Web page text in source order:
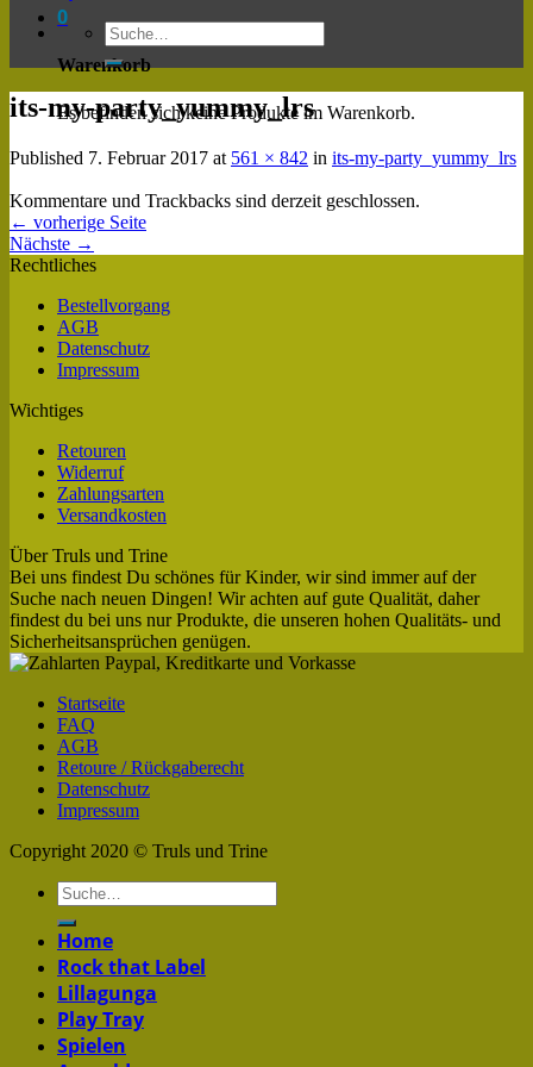
0
Warenkorb
Es befinden sich keine Produkte im Warenkorb.
its-my-party_yummy_lrs
Published 7. Februar 2017 at 561 × 842 in its-my-party_yummy_lrs
Kommentare und Trackbacks sind derzeit geschlossen.
← vorherige Seite
Nächste →
Rechtliches
Bestellvorgang
AGB
Datenschutz
Impressum
Wichtiges
Retouren
Widerruf
Zahlungsarten
Versandkosten
Über Truls und Trine
Bei uns findest Du schönes für Kinder, wir sind immer auf der
Suche nach neuen Dingen! Wir achten auf gute Qualität, daher
findest du bei uns nur Produkte, die unseren hohen Qualitäts- und
Sicherheitsansprüchen genügen.
Startseite
FAQ
AGB
Retoure / Rückgaberecht
Datenschutz
Impressum
Copyright 2020 © Truls und Trine
Home
Rock that Label
Lillagunga
Play Tray
Spielen